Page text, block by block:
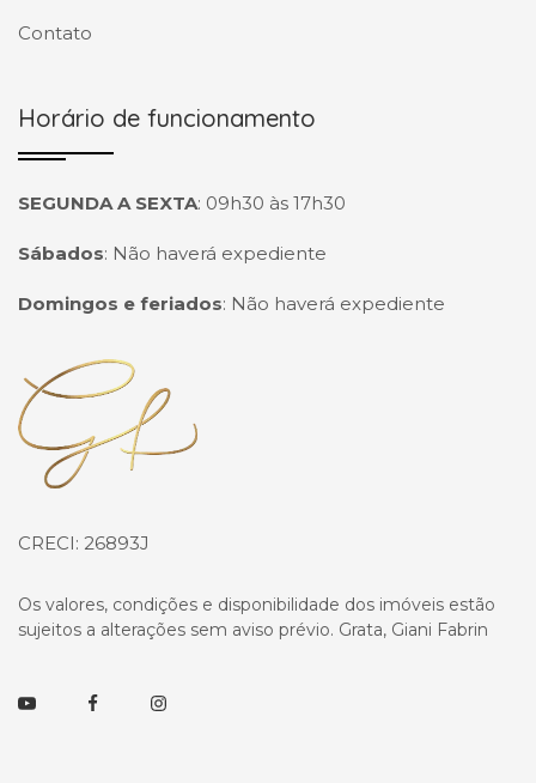
Contato
Horário de funcionamento
SEGUNDA A SEXTA: 09h30 às 17h30
Sábados: Não haverá expediente
Domingos e feriados: Não haverá expediente
Página inicial
CRECI: 26893J
Os valores, condições e disponibilidade dos imóveis estão
sujeitos a alterações sem aviso prévio. Grata, Giani Fabrin
YoutubeFacebookInstagram